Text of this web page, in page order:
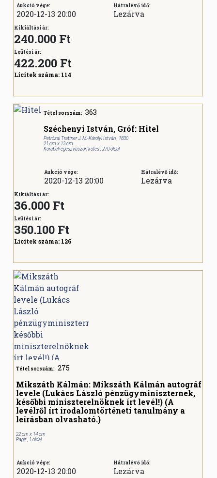
Aukció vége:
2020-12-13 20:00
Hátralévő idő:
Lezárva
Kikiáltási ár:
240.000 Ft
Leütési ár:
422.200 Ft
Licitek száma: 114
Tétel sorszám: 363
Széchenyi István, Gróf: Hitel
Petrózai Trattner J. M.-Károlyi István , 1830
21 cm x 13 cm
Korabeli egészvászon kötés , 270 oldal
Aukció vége:
2020-12-13 20:00
Hátralévő idő:
Lezárva
Kikiáltási ár:
36.000 Ft
Leütési ár:
350.100 Ft
Licitek száma: 126
Tétel sorszám: 275
Mikszáth Kálmán: Mikszáth Kálmán autográf
levele (Lukács László pénzügyminiszternek,
későbbi miniszterelnöknek írt levél!) (A
levélről írt irodalomtörténeti tanulmány a
leírásban olvasható.)
22 cm x 14 cm
Papír , 1 oldal
Aukció vége:
2020-12-13 20:00
Hátralévő idő:
Lezárva